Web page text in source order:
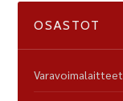
OSASTOT
Varavoimalaitteet